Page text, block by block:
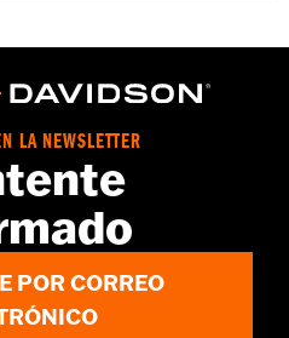
y FLSTN requiere la
N/P 50087-07A. No es
N/P 50000091 ni el kit de
LA NEWSLETTER
POR CORREO